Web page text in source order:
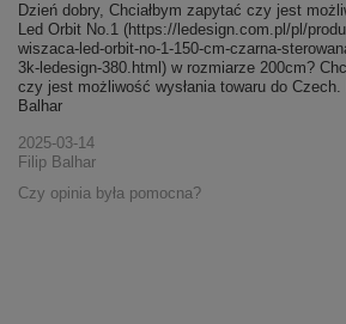
Dzień dobry, Chciałbym zapytać czy jest
Led Orbit No.1 (https://ledesign.com.pl/pl/
wiszaca-led-orbit-no-1-150-cm-czarna-
3k-ledesign-380.html) w rozmiarze 200cm?
czy jest możliwość wysłania towaru do
Balhar
2025-03-14
Filip Balhar
Czy opinia była pomocna?